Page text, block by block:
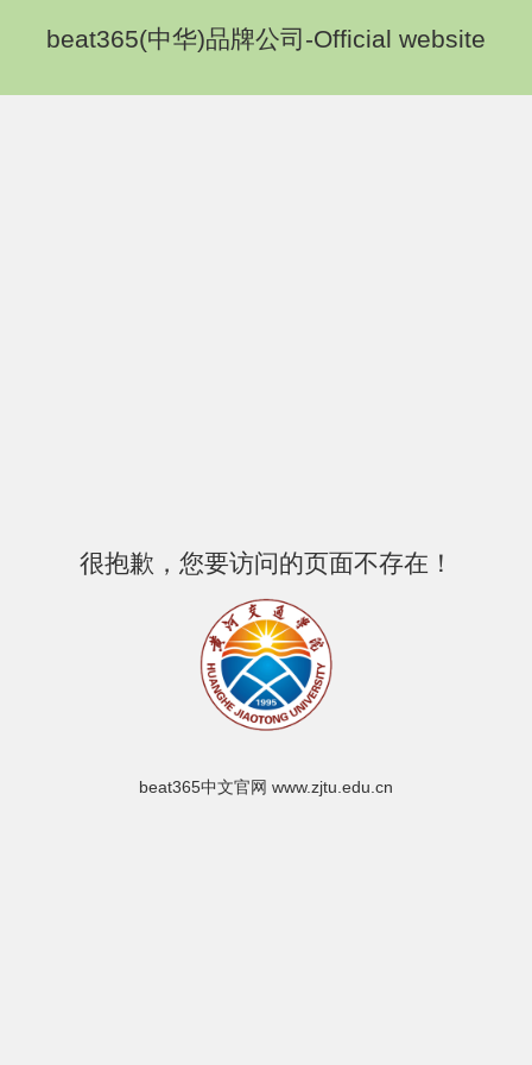
beat365(中华)品牌公司-Official website
很抱歉，您要访问的页面不存在！
beat365中文官网 www.zjtu.edu.cn